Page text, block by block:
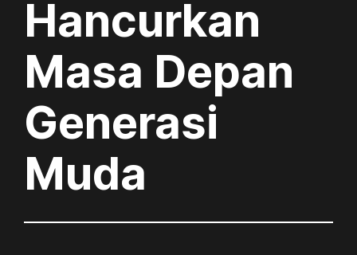
Hancurkan
Masa Depan
Generasi
Muda